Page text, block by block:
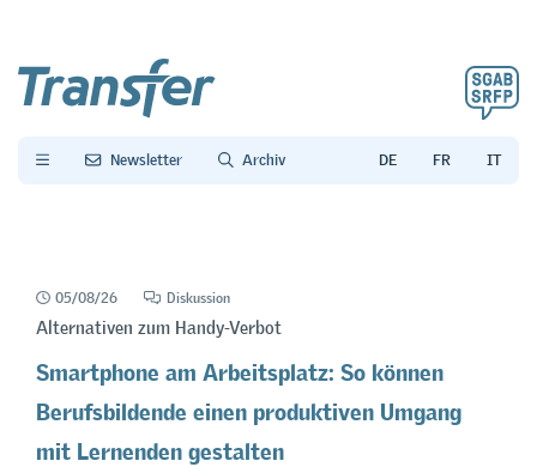
Newsletter Archiv
05/08/26 Diskussion
Alternativen zum Handy-Verbot
Smartphone am Arbeitsplatz: So können
Berufsbildende einen produktiven Umgang
mit Lernenden gestalten